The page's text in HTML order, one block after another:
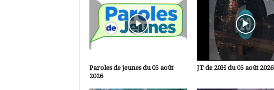
Paroles de jeunes du 05 août
2026
JT de 20H du 05 août 2026